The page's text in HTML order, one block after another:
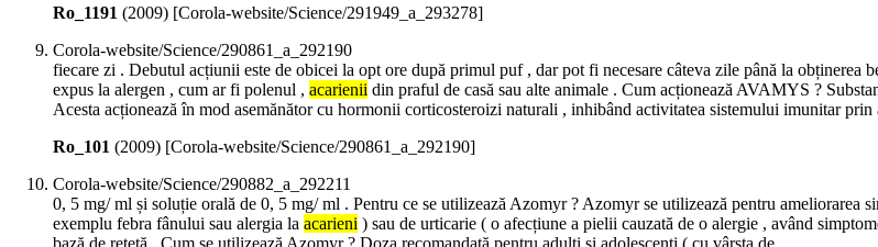
Ro_1191 (2009) [Corola-website/Science/291949_a_293278]
Corola-website/Science/290861_a_292190
fiecare zi . Debutul acțiunii este de obicei la opt ore după primul puf , dar pot fi necesare câteva zile până la
expus la alergen , cum ar fi polenul , acarienii din praful de casă sau alte animale . Cum acționează AVAMYS ?
Acesta acționează în mod asemănător cu hormonii corticosteroizi naturali , inhibând activitatea sistemului imunitar
Ro_101 (2009) [Corola-website/Science/290861_a_292190]
Corola-website/Science/290882_a_292211
0, 5 mg/ ml și soluție orală de 0, 5 mg/ ml . Pentru ce se utilizează Azomyr ? Azomyr se utilizează pentru ameliorarea
exemplu febra fânului sau alergia la acarieni ) sau de urticarie ( o afecțiune a pielii cauzată de o alergie , având